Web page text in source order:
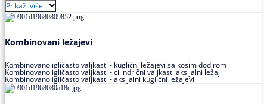
Prikaži više
Kombinovani ležajevi
Kombinovano igličasto valjkasti - kuglični ležajevi sa kosim dodirom
Kombinovano igličasto valjkasti - cilindrični valjkasti aksijalni ležaji
Kombinovano igličasto valjkasti - aksijalni kuglični ležajevi